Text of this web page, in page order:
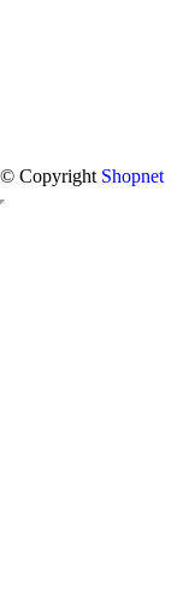
© Copyright Shopnet